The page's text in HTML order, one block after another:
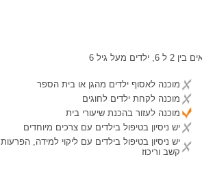
מוכנה לאסוף ילדים מהגן או בית הספר
מוכנה לקחת ילדים לחוגים
מוכנה לעזור בהכנת שיעורי בית
יש ניסיון בטיפול בילדים עם צרכים מיוחדים
יש ניסיון בטיפול בילדים עם ליקוי למידה, הפרעות
קשב וריכוז